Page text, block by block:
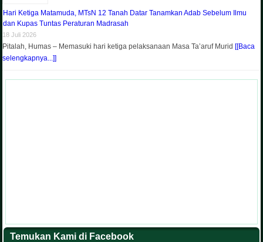
Hari Ketiga Matamuda, MTsN 12 Tanah Datar Tanamkan Adab Sebelum Ilmu
dan Kupas Tuntas Peraturan Madrasah
18 Juli 2026
Pitalah, Humas – Memasuki hari ketiga pelaksanaan Masa Ta’aruf Murid [[Baca
selengkapnya...]]
Temukan Kami di Facebook